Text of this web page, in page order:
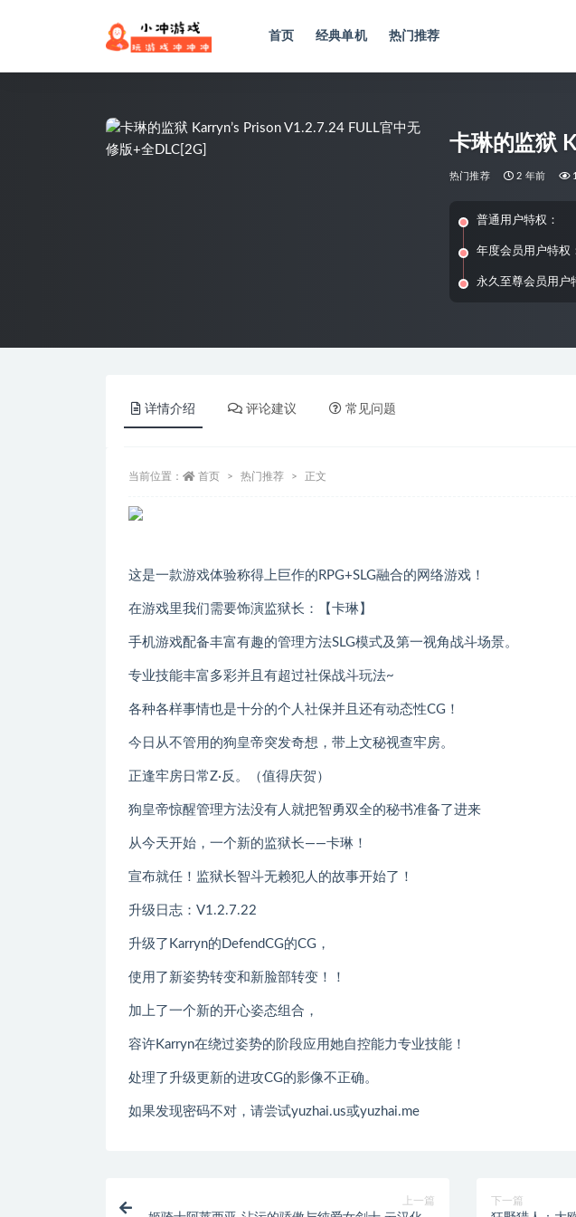
首页 经典单机 热门推荐
卡琳的监狱
热门推荐 2 年前
普通用户特权：
年度会员用户特权
永久至尊会员用户
详情介绍 评论建议 常见问题
当前位置： 首页 热门推荐 正文
这是一款游戏体验称得上巨作的RPG+SLG融合的网络游戏！
在游戏里我们需要饰演监狱长：【卡琳】
手机游戏配备丰富有趣的管理方法SLG模式及第一视角战斗场景。
专业技能丰富多彩并且有超过社保战斗玩法~
各种各样事情也是十分的个人社保并且还有动态性CG！
今日从不管用的狗皇帝突发奇想，带上文秘视查牢房。
正逢牢房日常Z·反。（值得庆贺）
狗皇帝惊醒管理方法没有人就把智勇双全的秘书准备了进来
从今天开始，一个新的监狱长——卡琳！
宣布就任！监狱长智斗无赖犯人的故事开始了！
升级日志：V1.2.7.22
升级了Karryn的DefendCG的CG，
使用了新姿势转变和新脸部转变！！
加上了一个新的开心姿态组合，
容许Karryn在绕过姿势的阶段应用她自控能力专业技能！
处理了升级更新的进攻CG的影像不正确。
如果发现密码不对，请尝试yuzhai.us或yuzhai.me
上一篇 下一篇